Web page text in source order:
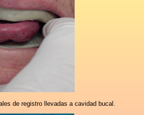
de registro llevadas a cavidad bucal.